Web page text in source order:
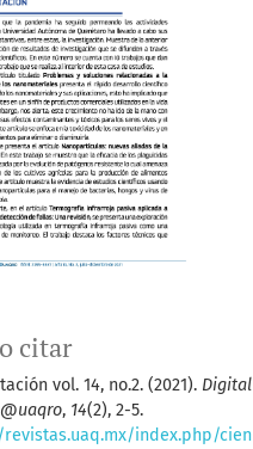
citar
vol. 14, no.2. (2021). Digital
, 14(2), 2-5.
index.php/cien